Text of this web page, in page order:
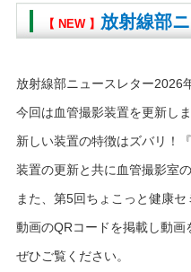
【 NEW 】 放射線部
放射線部ニュースレター2026
今回は血管撮影装置を更新し
新しい装置の特徴はズバリ！
装置の更新と共に血管撮影室
また、第5回ちょこっと健康セ
動画のQRコードを掲載し動
ぜひご覧ください。